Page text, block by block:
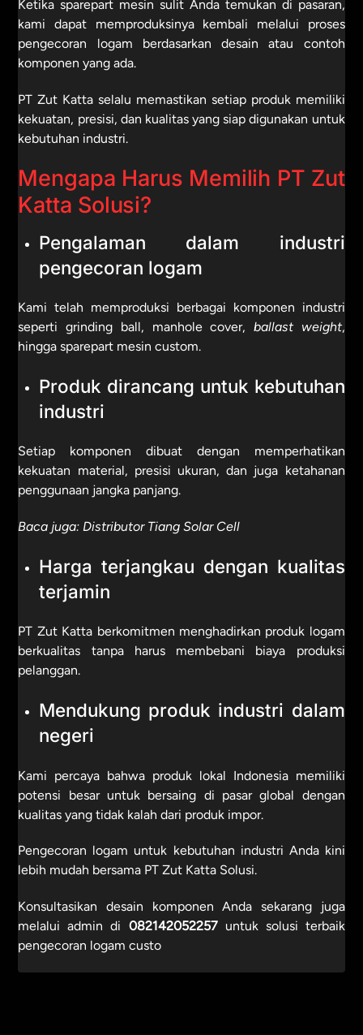
Ketika sparepart mesin sulit Anda temukan di pasaran,
kami dapat memproduksinya kembali melalui proses
pengecoran logam berdasarkan desain atau contoh
komponen yang ada.
PT Zut Katta selalu memastikan setiap produk memiliki
kekuatan, presisi, dan kualitas yang siap digunakan untuk
kebutuhan industri.
Mengapa Harus Memilih PT Zut
Katta Solusi?
Pengalaman dalam industri
pengecoran logam
Kami telah memproduksi berbagai komponen industri
seperti grinding ball, manhole cover, ballast weight,
hingga sparepart mesin custom.
Produk dirancang untuk kebutuhan
industri
Setiap komponen dibuat dengan memperhatikan
kekuatan material, presisi ukuran, dan juga ketahanan
penggunaan jangka panjang.
Baca juga: Distributor Tiang Solar Cell
Harga terjangkau dengan kualitas
terjamin
PT Zut Katta berkomitmen menghadirkan produk logam
berkualitas tanpa harus membebani biaya produksi
pelanggan.
Mendukung produk industri dalam
negeri
Kami percaya bahwa produk lokal Indonesia memiliki
potensi besar untuk bersaing di pasar global dengan
kualitas yang tidak kalah dari produk impor.
Pengecoran logam untuk kebutuhan industri Anda kini
lebih mudah bersama PT Zut Katta Solusi.
Konsultasikan desain komponen Anda sekarang juga
melalui admin di 082142052257 untuk solusi terbaik
pengecoran logam custo